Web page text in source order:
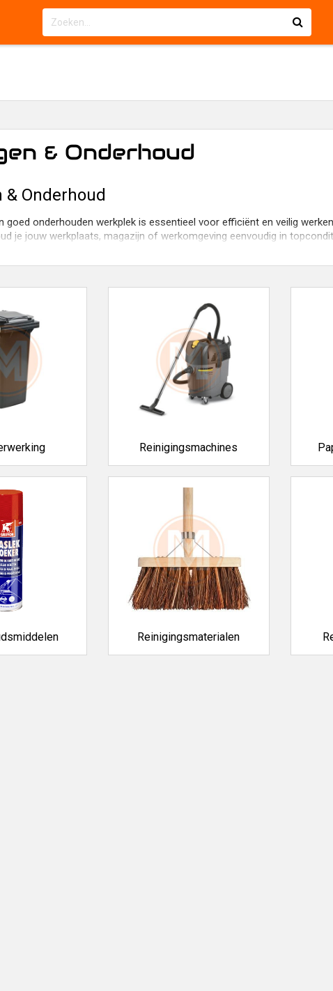
& Onderhoud
& Onderhoud
goed onderhouden werkplek is essentieel voor efficiënt en veilig
je jouw werkplaats, magazijn of werkomgeving eenvoudig in
en netjes werken
schoonmaak tot professioneel onderhoud – wij bieden alles wat je
en afvalsystemen
voor een opgeruimde werkplek
voor krachtig en effectief reinigen
en doeken
voor snelle en hygiënische schoonmaak
en borstels
voor grof vuil en dagelijkse reiniging
voor veelzijdig gebruik
en onderhoudsproducten
voor machines en gereedschap
en intensief gebruik
van de omgeving, maar verlengen ook de levensduur van je
betrouwbaar
werk je sneller, veiliger en efficiënter. Ons assortiment is
aanbod voor reinigen en onderhoud
voor elke werkomgeving
en betrouwbare producten
voorraad leverbaar
schoon en je materialen in topconditie. Ontdek ons assortiment en
Reinigingsmachines
Reinigingsmaterialen